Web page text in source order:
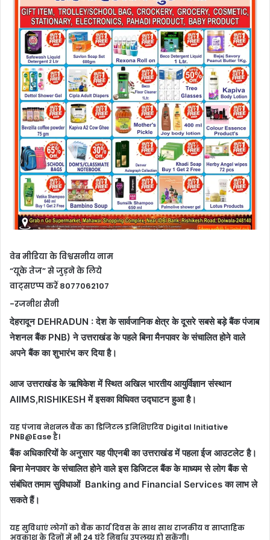
वेब मीडिया के विश्वसनीय नाम
“यूके तेज” से जुड़ने के लिये
वाट्सएप्प करें 8077062107
-रजनीश सैनी
देहरादून DEHRADUN : देश के सार्वजानिक क्षेत्र के दूसरे सबसे बड़े बैंक पंजाब
नेशनल बैंक PNB) ने उत्तराखंड के पहले बिना मैनपावर के संचालित होने वाले
अपने बैंक का शुभारंभ कर दिया है।
आज उत्तराखंड के ऋषिकेश में स्थित अखिल भारतीय आयुर्विज्ञान संस्थान
AIIMS,RISHIKESH में इसका विधिवत उद्घाटन हुआ है।
यह पंजाब नेशनल बैंक का डिजिटल इनिशिएटिव Digital Initiative
PNB@Ease है।
बैंक अधिकारियों के अनुसार यह पीएनबी का उत्तराखंड में पहला ईज आउटलेट है।
बिना मेनपावर के संचालित होने वाले इस डिजिटल बैंक के माध्यम से लोग बैंक से
संबंधित तमाम सुविधाओं Banking and Financial Services का लाभ ले
सकते हैं।
यह सुविधाएं लोगों को बैंक कार्य दिवस के साथ साथ राजकीय व साप्ताहिक
अवकाश के दिनों में भी 24 घंटे निर्बाध उपलब्ध हो सकेंगी।